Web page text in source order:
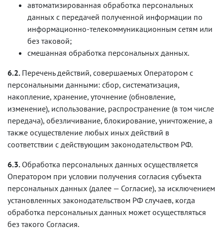
автоматизированная обработка персональных
данных с передачей полученной информации по
информационно-телекоммуникационным сетям или
без таковой;
смешанная обработка персональных данных.
6.2. Перечень действий, совершаемых Оператором с
персональными данными: сбор, систематизация,
накопление, хранение, уточнение (обновление,
изменение), использование, распространение (в том числе
передача), обезличивание, блокирование, уничтожение, а
также осуществление любых иных действий в
соответствии с действующим законодательством РФ.
6.3. Обработка персональных данных осуществляется
Оператором при условии получения согласия субъекта
персональных данных (далее — Согласие), за исключением
установленных законодательством РФ случаев, когда
обработка персональных данных может осуществляться
без такого Согласия.